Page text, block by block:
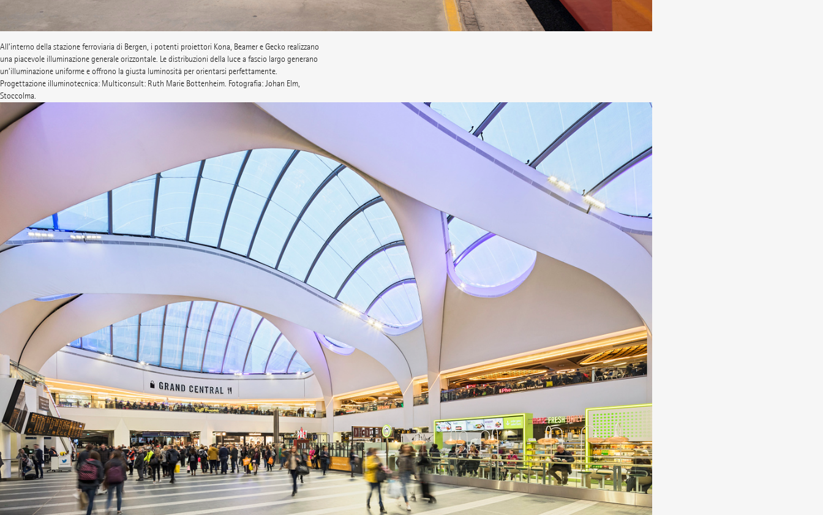
All’interno della stazione ferroviaria di Bergen, i potenti proiettori Kona, Beamer e Gecko realizzano
una piacevole illuminazione generale orizzontale. Le distribuzioni della luce a fascio largo generano
un’illuminazione uniforme e offrono la giusta luminosità per orientarsi perfettamente.
Progettazione illuminotecnica: Multiconsult: Ruth Marie Bottenheim. Fotografia: Johan Elm,
Stoccolma.